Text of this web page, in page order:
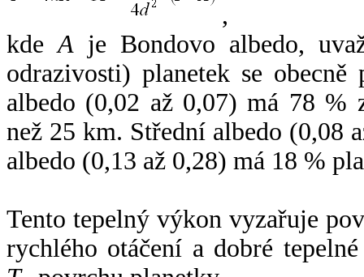
,
kdeA je Bondovo albedo,
odrazivosti) planetek se
albedo (0,02 až 0,07) má 78 %
než 25 km. Střední albedo (0,08
albedo (0,13 až 0,28) má 18 %
Tento tepelný výkon vyzařuje
rychlého otáčení a dobré